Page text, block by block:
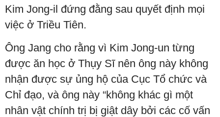
Kim Jong-il đứng đằng sau quyết định mọi
việc ở Triều Tiên.
Ông Jang cho rằng vì Kim Jong-un từng
được ăn học ở Thụy Sĩ nên ông này không
nhận được sự ủng hộ của Cục Tổ chức và
Chỉ đạo, và ông này “không khác gì một
nhân vật chính trị bị giật dây bởi các cố vấn